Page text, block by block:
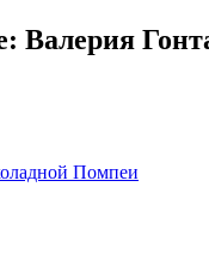
Валерия
Помпеи